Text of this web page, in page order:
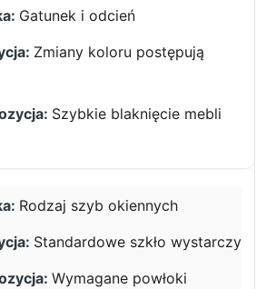
Gatunek i odcień
Zmiany koloru postępują
Szybkie blaknięcie mebli
Rodzaj szyb okiennych
Standardowe szkło wystarczy
Wymagane powłoki